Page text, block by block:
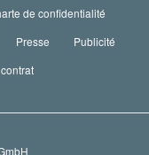
de confidentialité
Presse
Publicité